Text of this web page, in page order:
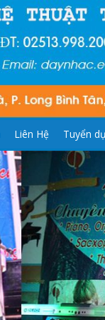
Liên Hệ Tuyển